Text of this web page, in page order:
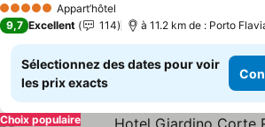
5 Étoiles Appart’hôtel
9,7 Excellent 114 à 11.2 km de : Porto
Sélectionnez des dates pour voir
les prix exacts
Choix populaire